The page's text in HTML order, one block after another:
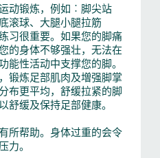
动锻炼，例如︰脚尖站
滚球、大腿小腿拉筋
习很重要。如果您的脚痛
的身体不够强壮，无法在
能性活动中支撑您的脚。
锻炼足部肌肉及増强脚掌
布更平均，舒缓拉紧的脚
舒缓及保持足部健康。
所帮助。身体过重的会令
力。